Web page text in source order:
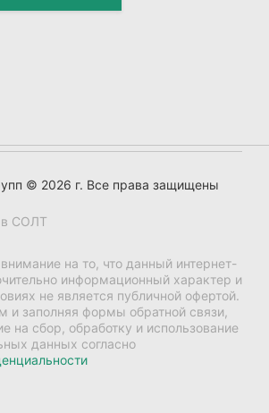
© 2026 г. Все права защищены
в СОЛТ
на то, что данный интернет-
информационный характер и
не является публичной офертой.
и заполняя формы обратной связи,
на сбор, обработку и использование
данных согласно